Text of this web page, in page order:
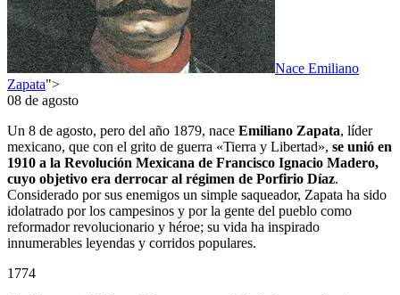
Nace Emiliano
Zapata">
08 de agosto
Un 8 de agosto, pero del año 1879, nace Emiliano Zapata, líder
mexicano, que con el grito de guerra «Tierra y Libertad», se unió en
1910 a la Revolución Mexicana de Francisco Ignacio Madero,
cuyo objetivo era derrocar al régimen de Porfirio Díaz.
Considerado por sus enemigos un simple saqueador, Zapata ha sido
idolatrado por los campesinos y por la gente del pueblo como
reformador revolucionario y héroe; su vida ha inspirado
innumerables leyendas y corridos populares.
1774